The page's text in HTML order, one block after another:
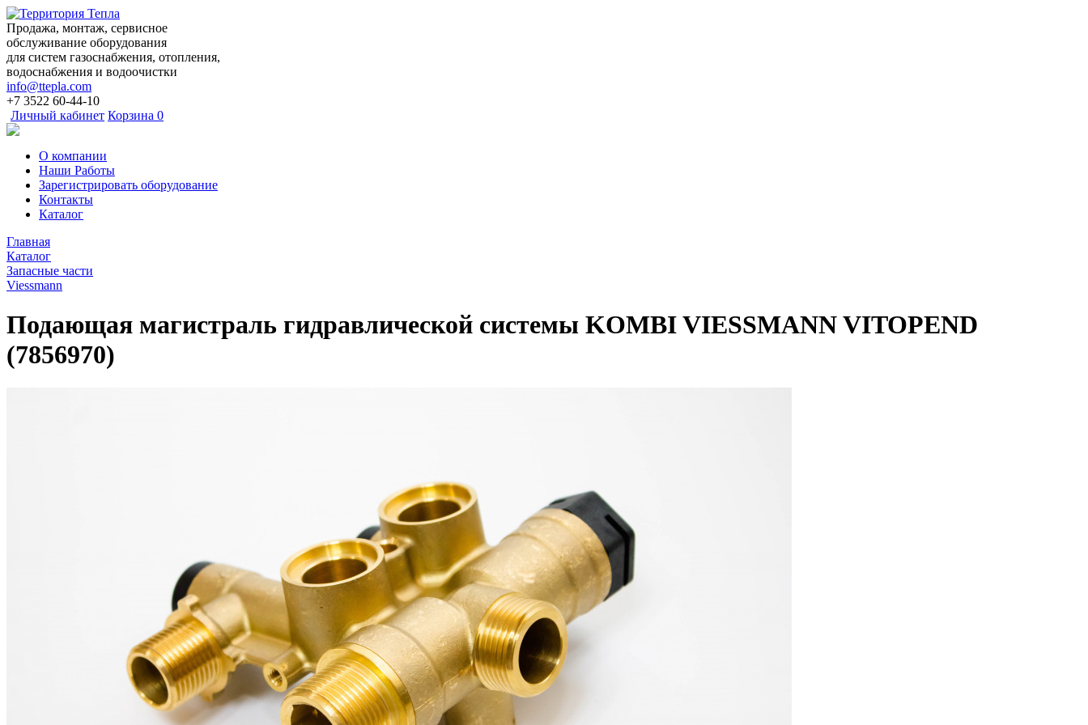
Продажа, монтаж, сервисное
обслуживание оборудования
для систем газоснабжения, отопления,
водоснабжения и водоочистки
info@ttepla.com
+7 3522 60-44-10
Личный кабинет Корзина 0
О компании
Наши Работы
Зарегистрировать оборудование
Контакты
Каталог
Главная
Каталог
Запасные части
Viessmann
Подающая магистраль гидравлической системы KOMBI VIESSMANN VITOPEND
(7856970)